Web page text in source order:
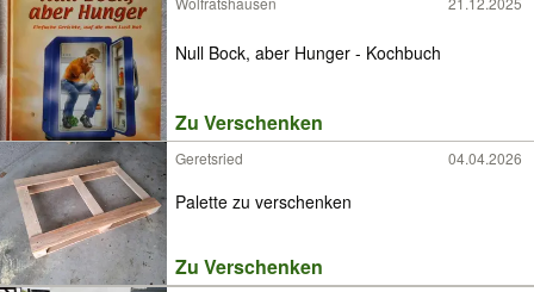
Null Bock, aber Hunger - Kochbuch
Zu Verschenken
Geretsried 04.04.2026
Palette zu verschenken
Zu Verschenken